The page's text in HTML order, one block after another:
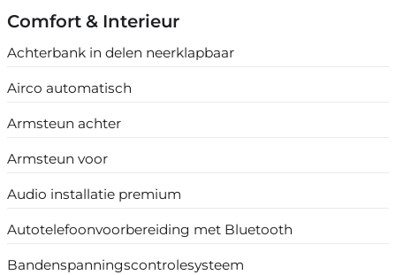
Comfort & Interieur
Achterbank in delen neerklapbaar
Airco automatisch
Armsteun achter
Armsteun voor
Audio installatie premium
Autotelefoonvoorbereiding met Bluetooth
Bandenspanningscontrolesysteem